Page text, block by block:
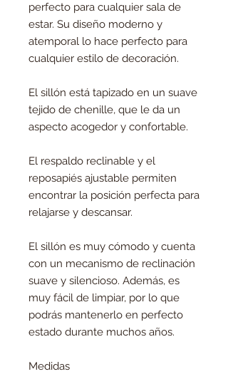
perfecto para cualquier sala de
estar. Su diseño moderno y
atemporal lo hace perfecto para
cualquier estilo de decoración.
El sillón está tapizado en un suave
tejido de chenille, que le da un
aspecto acogedor y confortable.
El respaldo reclinable y el
reposapiés ajustable permiten
encontrar la posición perfecta para
relajarse y descansar.
El sillón es muy cómodo y cuenta
con un mecanismo de reclinación
suave y silencioso. Además, es
muy fácil de limpiar, por lo que
podrás mantenerlo en perfecto
estado durante muchos años.
Medidas